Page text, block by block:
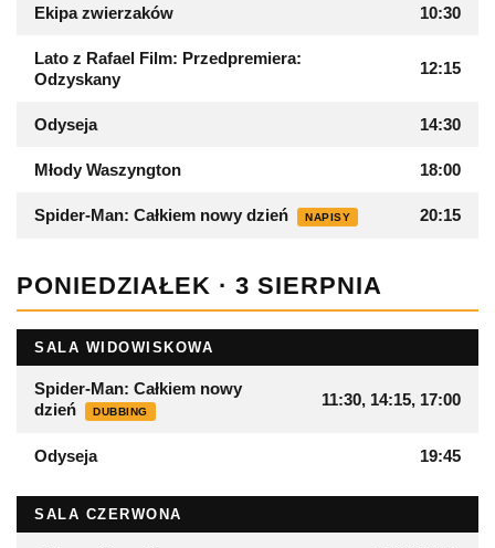
Ekipa zwierzaków 10:30
Lato z Rafael Film: Przedpremiera:
Odzyskany
12:15
Odyseja 14:30
Młody Waszyngton 18:00
Spider-Man: Całkiem nowy dzień NAPISY 20:15
PONIEDZIAŁEK · 3 SIERPNIA
SALA WIDOWISKOWA
Spider-Man: Całkiem nowy
dzień
DUBBING
11:30, 14:15, 17:00
Odyseja 19:45
SALA CZERWONA